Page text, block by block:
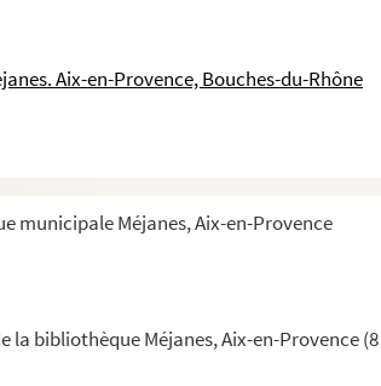
Aix-en-Provence, Bouches-du-Rhône
municipale Méjanes, Aix-en-Provence
la bibliothèque Méjanes, Aix-en-Provence
à Aix-en-Provence